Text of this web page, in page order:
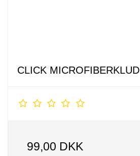
CLICK MICROFIBERKLUD
99,00 DKK